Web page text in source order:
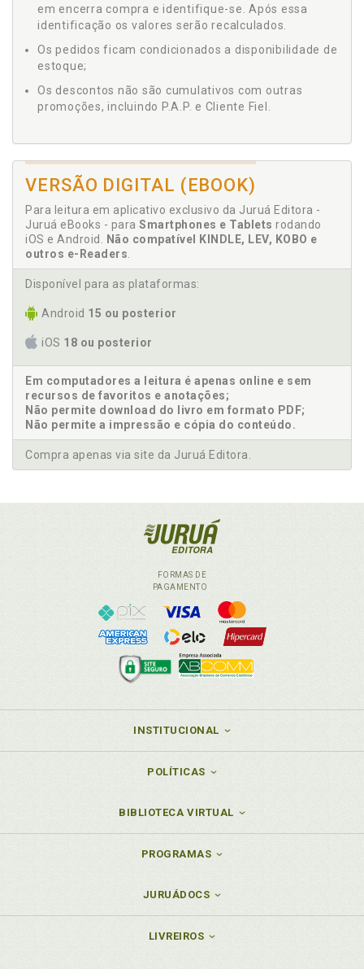
em encerra compra e identifique-se. Após essa
identificação os valores serão recalculados.
Os pedidos ficam condicionados a disponibilidade de
estoque;
Os descontos não são cumulativos com outras
promoções, incluindo P.A.P. e Cliente Fiel.
VERSÃO DIGITAL (EBOOK)
Para leitura em aplicativo exclusivo da Juruá Editora -
Juruá eBooks - para Smartphones e Tablets rodando
iOS e Android.
Não compatível KINDLE, LEV, KOBO e
outros e-Readers
Disponível para as plataformas:
Android 15 ou posterior
iOS 18 ou posterior
Em computadores a leitura é apenas online e sem
recursos de favoritos e anotações;
Não permite download do livro em formato PDF;
Não permite a impressão e cópia do conteúdo.
Compra apenas via site da Juruá Editora.
FORMAS DE
PAGAMENTO
INSTITUCIONAL
POLÍTICAS
BIBLIOTECA VIRTUAL
PROGRAMAS
JURUÁDOCS
LIVREIROS